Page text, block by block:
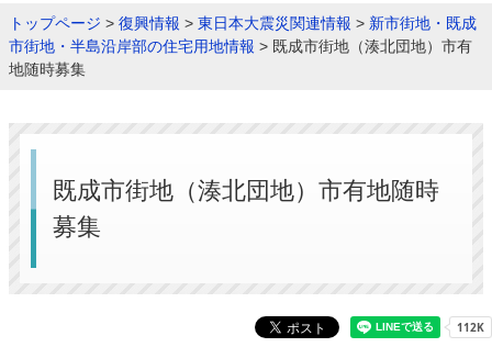
トップページ > 復興情報 > 東日本大震災関連情報 > 新市街地・既成
市街地・半島沿岸部の住宅用地情報 > 既成市街地（湊北団地）市有
地随時募集
既成市街地（湊北団地）市有地随時
募集